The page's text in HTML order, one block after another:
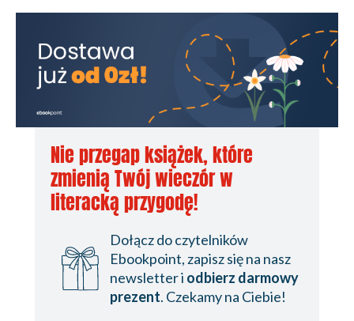
Nie przegap książek, które
zmienią Twój wieczór w
literacką przygodę!
Dołącz do czytelników
Ebookpoint, zapisz się na nasz
newsletter i odbierz darmowy
prezent. Czekamy na Ciebie!